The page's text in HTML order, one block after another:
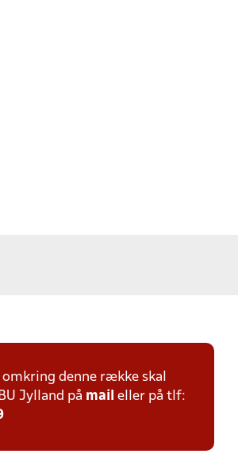
denne række skal
Jylland på mail eller på tlf: